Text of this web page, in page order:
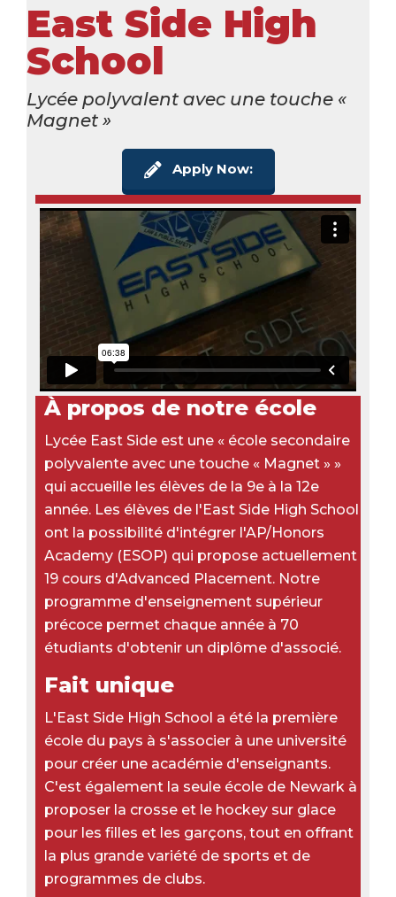
East Side High
School
Lycée polyvalent avec une touche «
Magnet »
Apply Now:
À propos de notre école
Lycée East Side est une « école secondaire
polyvalente avec une touche « Magnet » »
qui accueille les élèves de la 9e à la 12e
année. Les élèves de l'East Side High School
ont la possibilité d'intégrer l'AP/Honors
Academy (ESOP) qui propose actuellement
19 cours d'Advanced Placement. Notre
programme d'enseignement supérieur
précoce permet chaque année à 70
étudiants d'obtenir un diplôme d'associé.
Fait unique
L'East Side High School a été la première
école du pays à s'associer à une université
pour créer une académie d'enseignants.
C'est également la seule école de Newark à
proposer la crosse et le hockey sur glace
pour les filles et les garçons, tout en offrant
la plus grande variété de sports et de
programmes de clubs.